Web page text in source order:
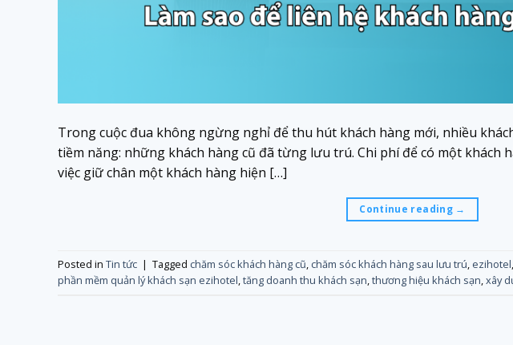
Trong cuộc đua không ngừng nghỉ để thu hút khách hàng mới, nhiều
tiềm năng: những khách hàng cũ đã từng lưu trú. Chi phí để có một khách
việc giữ chân một khách hàng hiện […]
Continue reading →
Posted in Tin tức | Tagged chăm sóc khách hàng cũ, chăm sóc khách hàng sau lưu trú, ezihotel,
phần mềm quản lý khách sạn ezihotel,tăng doanh thu khách sạn,thương hiệu khách sạn,xây